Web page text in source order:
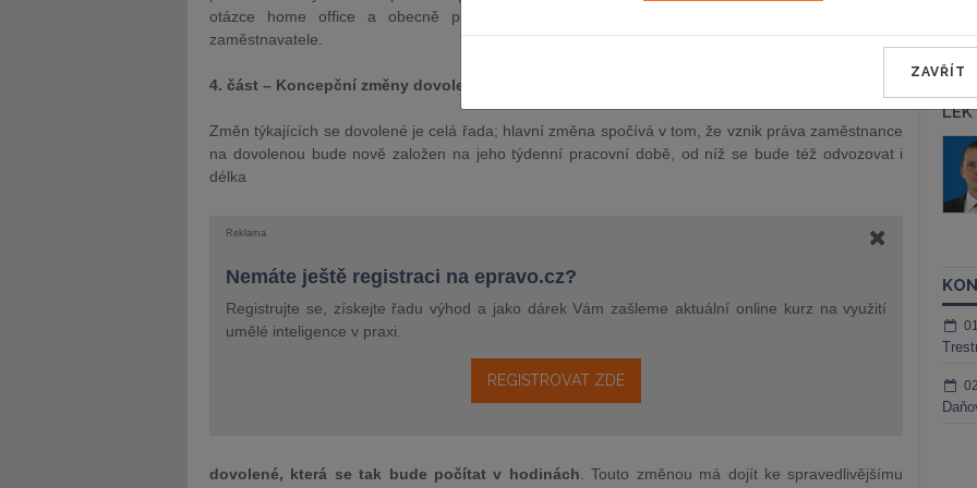
otázce home office a obecně problematice výkonu práce zaměstnancem mimo pracoviště
zaměstnavatele.
4. část – Koncepční změny dovolené
Změn týkajících se dovolené je celá řada; hlavní změna spočívá v tom, že vznik práva zaměstnance
na dovolenou bude nově založen na jeho týdenní pracovní době, od níž se bude též odvozovat i
délka
Reklama
Nemáte ještě registraci na epravo.cz?
Registrujte se, získejte řadu výhod a jako dárek Vám zašleme aktuální online kurz na využití
umělé inteligence v praxi.
REGISTROVAT ZDE
dovolené, která se tak bude počítat v hodinách . Touto změnou má dojít ke spravedlivějšímu
JUDr. Tomáš Nielsen
JUDr. Tomáš Sokol
JUDr. Martin Maisner, Ph.D.,
ZAVŘÍT